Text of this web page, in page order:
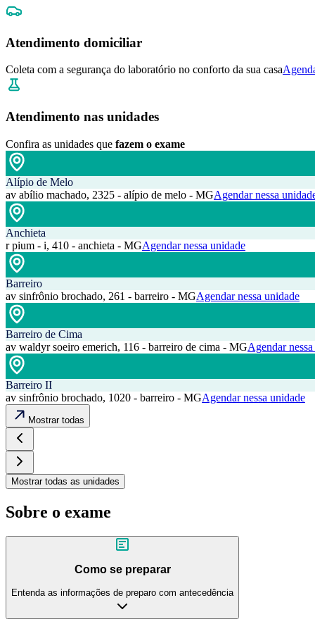
Atendimento domiciliar
Coleta com a segurança do laboratório no conforto da sua casa
Atendimento nas unidades
Confira as unidades que fazem o exame
Alípio de Melo
av abílio machado, 2325 - alípio de melo - MGAgendar nessa
Anchieta
r pium - i, 410 - anchieta - MGAgendar nessa unidade
Barreiro
av sinfrônio brochado, 261 - barreiro - MGAgendar nessa unidade
Barreiro de Cima
av waldyr soeiro emerich, 116 - barreiro de cima - MGAgendar
Barreiro II
av sinfrônio brochado, 1020 - barreiro - MGAgendar nessa unidade
Mostrar todas
Mostrar todas as unidades
Sobre o exame
Como se preparar
Entenda as informações de preparo com antecedência